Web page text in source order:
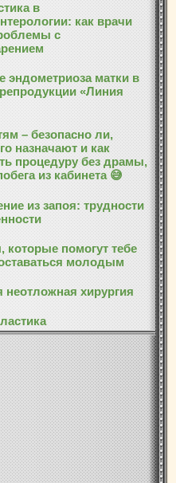
в
как врачи
с
эндометриоза матки в
«Линия
– безопасно ли,
назначают и как
процедуру без драмы,
из кабинета 😅
из запоя: трудности
которые помогут тебе
молодым
неотложная хирургия